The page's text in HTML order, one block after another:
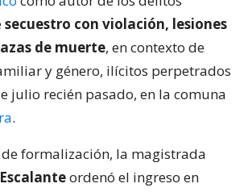
secuestro con violación, lesiones
de muerte, en contexto de
y género, ilícitos perpetrados
julio recién pasado, en la comuna
.
formalización, la magistrada
ordenó el ingreso en